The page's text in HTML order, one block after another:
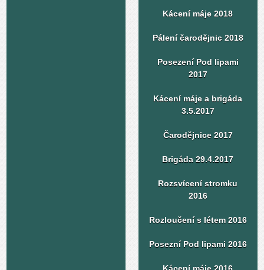
Kácení máje 2018
Pálení čarodějnic 2018
Posezení Pod lipami
2017
Kácení máje a brigáda
3.5.2017
Čarodějnice 2017
Brigáda 29.4.2017
Rozsvícení stromku
2016
Rozloučení s létem 2016
Posezní Pod lipami 2016